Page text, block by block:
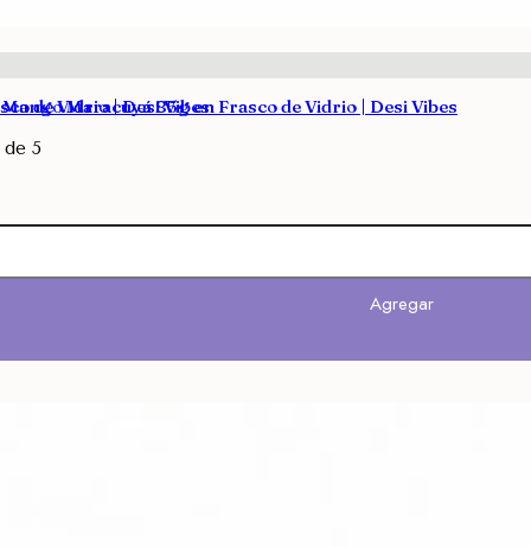
de Vidrio | Desi Vibes
Maracuyá 85g en Frasco de Vidrio | Desi Vibes
5
Agregar